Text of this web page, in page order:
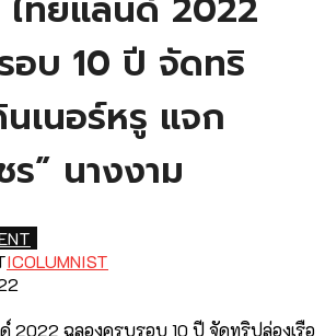
อบ 10 ปี จัดทริ
เนอร์หรู แจก
ร” นางงาม
ICOLUMNIST